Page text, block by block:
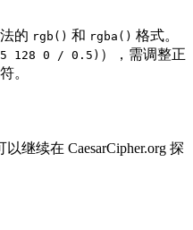
的 rgb() 和 rgba() 格式。
128 0 / 0.5) ），需调整正
。
继续在 CaesarCipher.org 探